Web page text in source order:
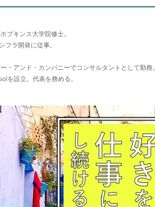
プキンス大学院修⼠。
フラ開発に従事。
・アンド・カンパニーでコンサルタントとして勤務。
を設立。代表を務める。